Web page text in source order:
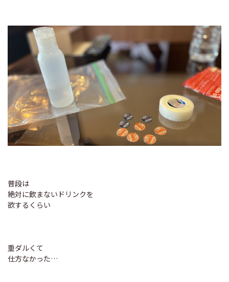
普段は
絶対に飲まないドリンクを
欲するくらい
重ダルくて
仕方なかった…